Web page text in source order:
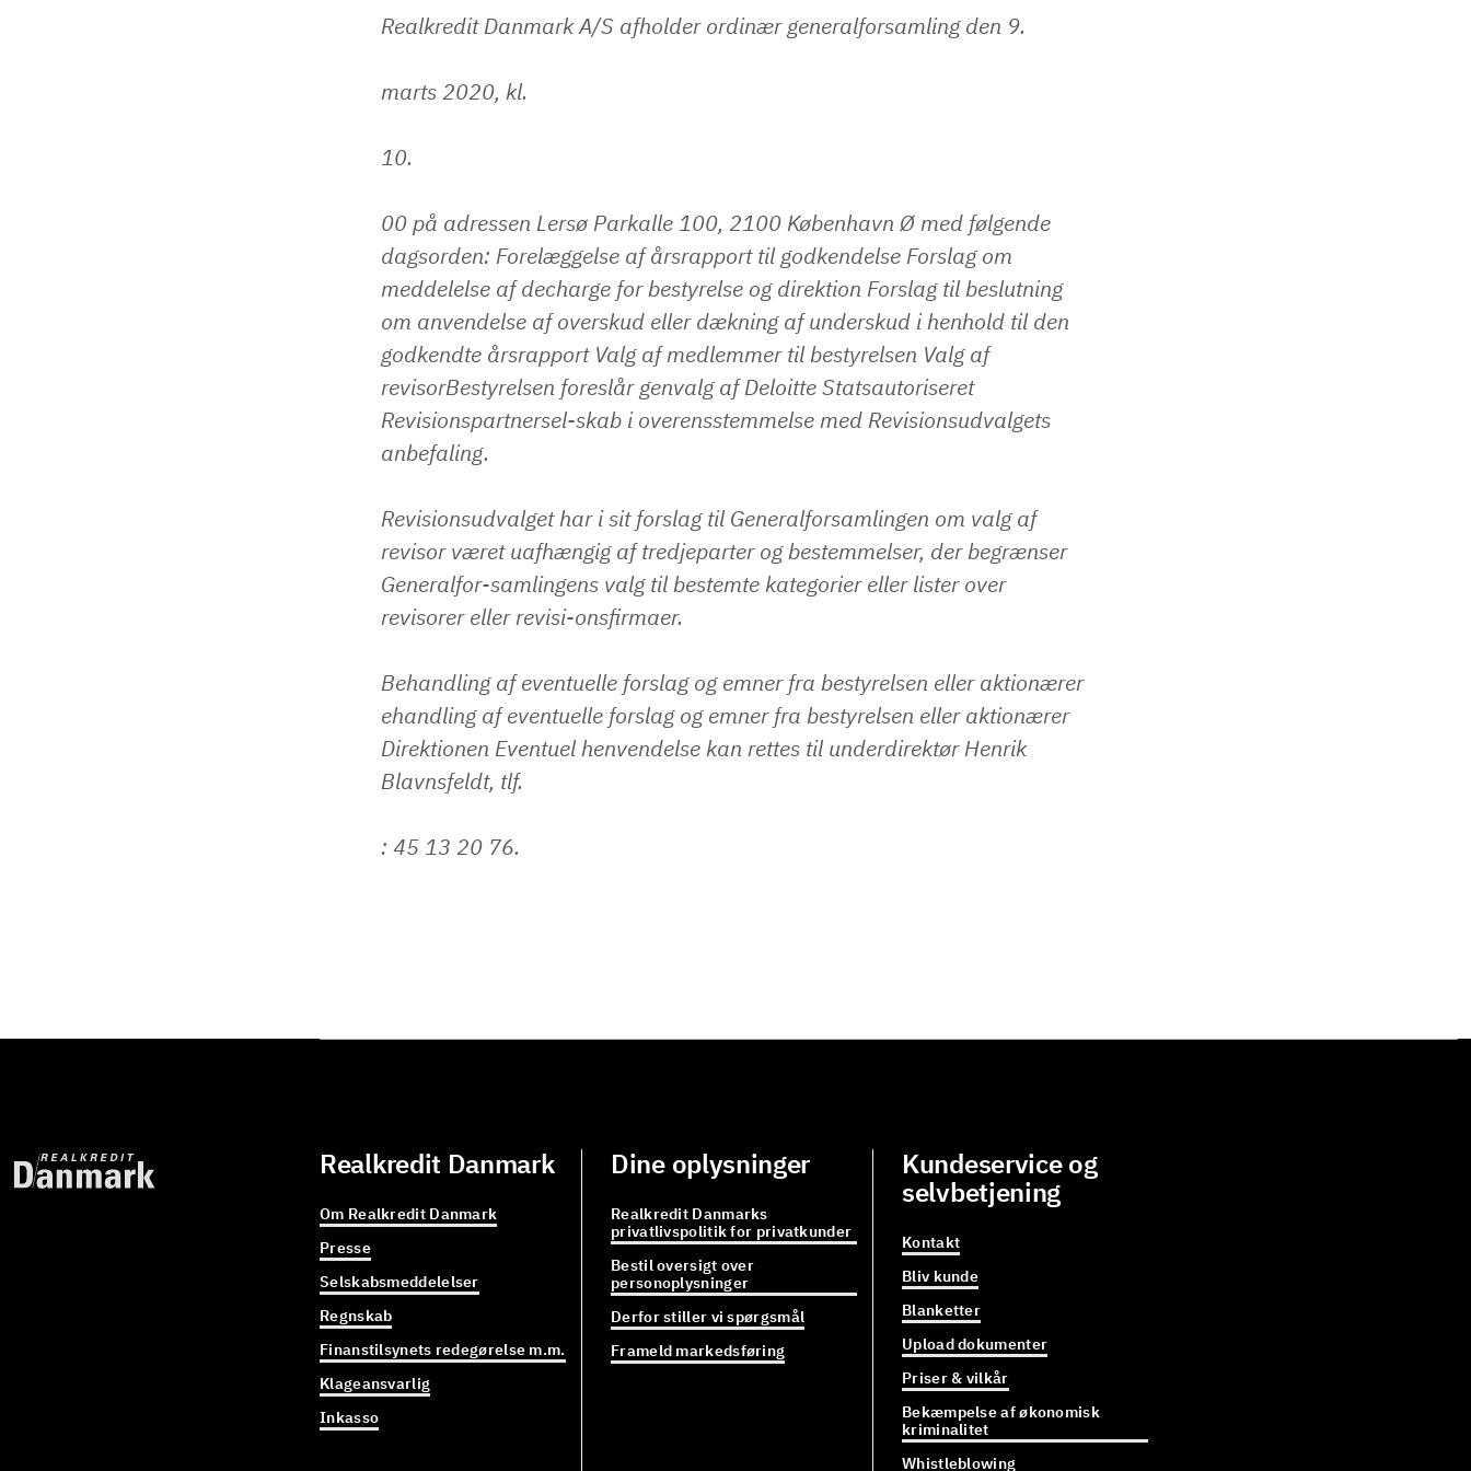
Realkredit Danmark A/S afholder ordinær generalforsamling den 9.
marts 2020, kl.
10.
00 på adressen Lersø Parkalle 100, 2100 København Ø med følgende
dagsorden: Forelæggelse af årsrapport til godkendelse Forslag om
meddelelse af decharge for bestyrelse og direktion Forslag til beslutning
om anvendelse af overskud eller dækning af underskud i henhold til den
godkendte årsrapport Valg af medlemmer til bestyrelsen Valg af
revisorBestyrelsen foreslår genvalg af Deloitte Statsautoriseret
Revisionspartnersel-skab i overensstemmelse med Revisionsudvalgets
anbefaling.
Revisionsudvalget har i sit forslag til Generalforsamlingen om valg af
revisor været uafhængig af tredjeparter og bestemmelser, der begrænser
Generalfor-samlingens valg til bestemte kategorier eller lister over
revisorer eller revisi-onsfirmaer.
Behandling af eventuelle forslag og emner fra bestyrelsen eller aktionærer
ehandling af eventuelle forslag og emner fra bestyrelsen eller aktionærer
Direktionen Eventuel henvendelse kan rettes til underdirektør Henrik
Blavnsfeldt, tlf.
: 45 13 20 76.
Realkredit Danmark
Om Realkredit Danmark
Presse
Selskabsmeddelelser
Regnskab
Finanstilsynets redegørelse m.m.
Klageansvarlig
Inkasso
Dine oplysninger
Realkredit Danmarks
privatlivspolitik for privatkunder
Bestil oversigt over
personoplysninger
Derfor stiller vi spørgsmål
Frameld markedsføring
Kundeservice og
selvbetjening
Kontakt
Bliv kunde
Blanketter
Upload dokumenter
Priser & vilkår
Bekæmpelse af økonomisk
kriminalitet
Whistleblowing